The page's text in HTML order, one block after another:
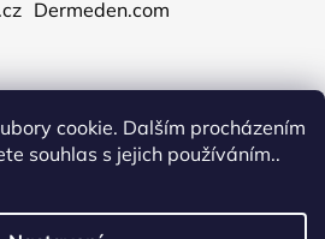
cookie. Dalším procházením
souhlas s jejich používáním..
Dermeden.com
Shoptet
. Všechna práva